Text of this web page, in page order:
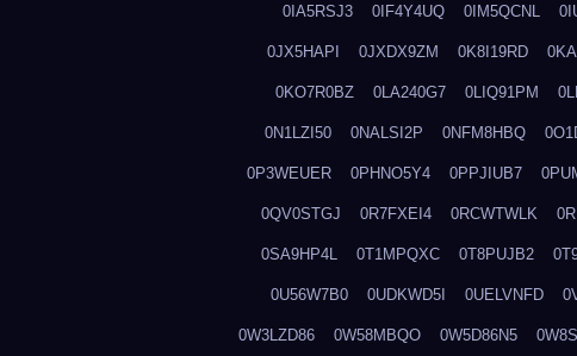
0IA5RSJ3 0IF4Y4UQ 0IM5QCNL
0JX5HAPI 0JXDX9ZM 0K8I19RD
0KO7R0BZ 0LA240G7 0LIQ91PM
0N1LZI50 0NALSI2P 0NFM8HBQ
0P3WEUER 0PHNO5Y4 0PPJIUB7
0QV0STGJ 0R7FXEI4 0RCWTWLK
0SA9HP4L 0T1MPQXC 0T8PUJB2
0U56W7B0 0UDKWD5I 0UELVNFD
0W3LZD86 0W58MBQO 0W5D86N5